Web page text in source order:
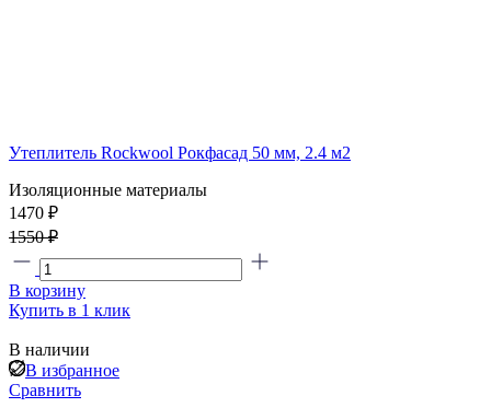
Утеплитель Rockwool Рокфасад 50 мм, 2.4 м2
Изоляционные материалы
1470 ₽
1550 ₽
В корзину
Купить в 1 клик
В наличии
В избранное
Сравнить